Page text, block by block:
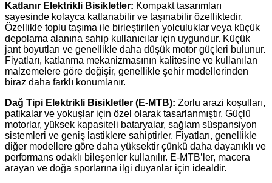
Katlanır Elektrikli Bisikletler: Kompakt tasarımları
sayesinde kolayca katlanabilir ve taşınabilir özelliktedir.
Özellikle toplu taşıma ile birleştirilen yolculuklar veya küçük
depolama alanına sahip kullanıcılar için uygundur. Küçük
jant boyutları ve genellikle daha düşük motor güçleri bulunur.
Fiyatları, katlanma mekanizmasının kalitesine ve kullanılan
malzemelere göre değişir, genellikle şehir modellerinden
biraz daha farklı konumlanır.
Dağ Tipi Elektrikli Bisikletler (E-MTB): Zorlu arazi koşulları,
patikalar ve yokuşlar için özel olarak tasarlanmıştır. Güçlü
motorlar, yüksek kapasiteli bataryalar, sağlam süspansiyon
sistemleri ve geniş lastiklere sahiptirler. Fiyatları, genellikle
diğer modellere göre daha yüksektir çünkü daha dayanıklı ve
performans odaklı bileşenler kullanılır. E-MTB’ler, macera
arayan ve doğa sporlarına ilgi duyanlar için idealdir.